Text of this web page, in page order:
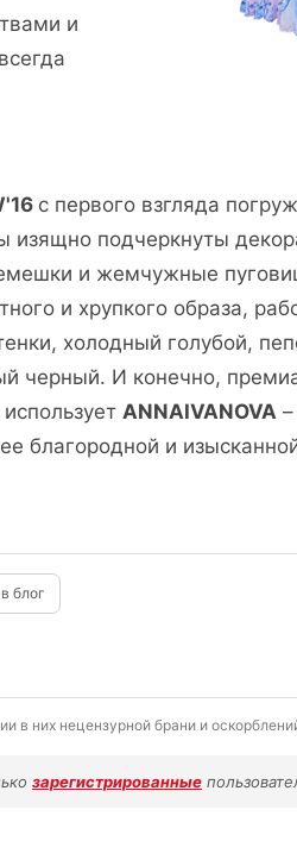
и
с первого взгляда
изящно подчеркнуты
и жемчужные
и хрупкого образа,
холодный голубой,
черный. И конечно,
ANNAIVANOVA
благородной и
блог
в них нецензурной брани и
зарегистрированные